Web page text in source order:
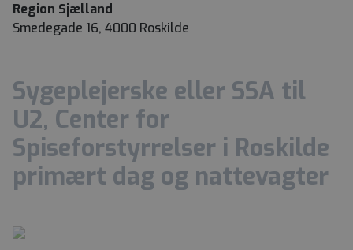
Region Sjælland
Smedegade 16, 4000 Roskilde
Sygeplejerske eller SSA til
U2, Center for
Spiseforstyrrelser i Roskilde
primært dag og nattevagter